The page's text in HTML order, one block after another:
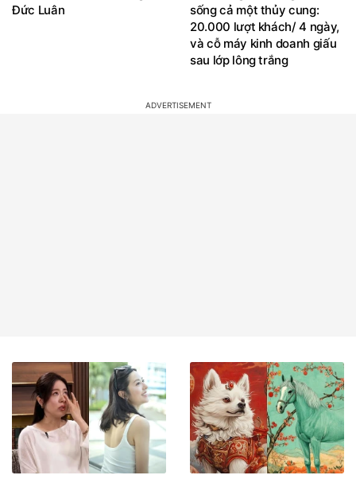
Đức Luân
sống cả một thủy cung:
20.000 lượt khách/ 4 ngày,
và cỗ máy kinh doanh giấu
sau lớp lông trắng